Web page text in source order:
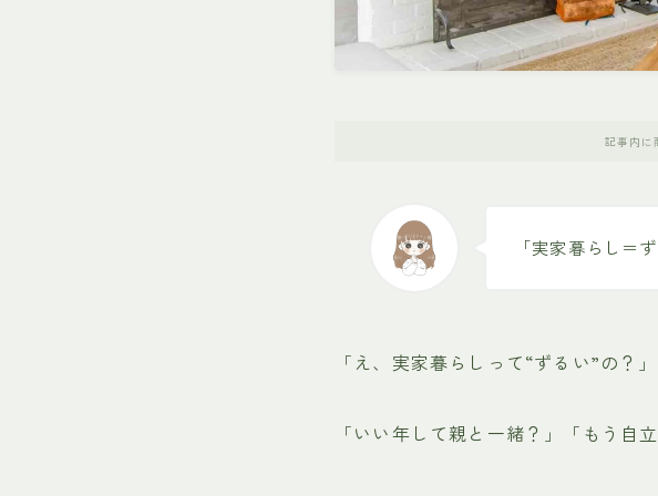
記事内に
「実家暮らし＝
「え、実家暮らしって“ずるい”の？
「いい年して親と一緒？」「もう自